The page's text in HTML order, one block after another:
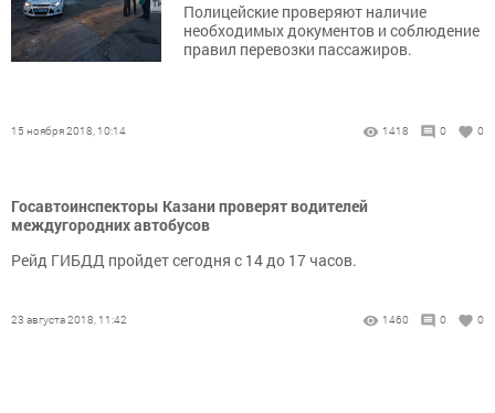
Полицейские проверяют наличие
необходимых документов и соблюдение
правил перевозки пассажиров.
15 ноября 2018, 10:14 1418 0 0
Госавтоинспекторы Казани проверят водителей
междугородних автобусов
Рейд ГИБДД пройдет сегодня с 14 до 17 часов.
23 августа 2018, 11:42 1460 0 0